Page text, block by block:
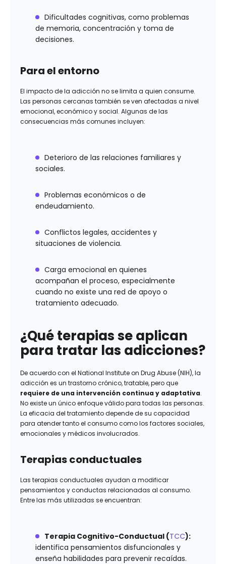
Dificultades cognitivas, como problemas
de memoria, concentración y toma de
decisiones.
Para el entorno
El impacto de la adicción no se limita a quien consume.
Las personas cercanas también se ven afectadas a nivel
emocional, económico y social. Algunas de las
consecuencias más comunes incluyen:
Deterioro de las relaciones familiares y
sociales.
Problemas económicos o de
endeudamiento.
Conflictos legales, accidentes y
situaciones de violencia.
Carga emocional en quienes
acompañan el proceso, especialmente
cuando no existe una red de apoyo o
tratamiento adecuado.
¿Qué terapias se aplican
para tratar las adicciones?
De acuerdo con el National Institute on Drug Abuse (NIH), la
adicción es un trastorno crónico, tratable, pero que
requiere de una intervención continua y adaptativa.
No existe un único enfoque válido para todas las personas.
La eficacia del tratamiento depende de su capacidad
para atender tanto el consumo como los factores sociales,
emocionales y médicos involucrados.
Terapias conductuales
Las terapias conductuales ayudan a modificar
pensamientos y conductas relacionadas al consumo.
Entre las más utilizadas se encuentran:
Terapia Cognitivo-Conductual (TCC):
identifica pensamientos disfuncionales y
enseña habilidades para prevenir recaídas.